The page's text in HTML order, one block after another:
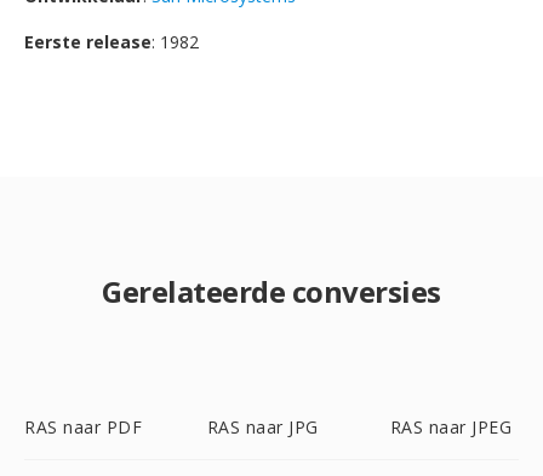
Eerste release: 1982
Gerelateerde conversies
RAS naar PDF RAS naar JPG RAS naar JPEG